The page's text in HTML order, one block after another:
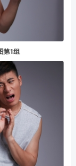
第1组